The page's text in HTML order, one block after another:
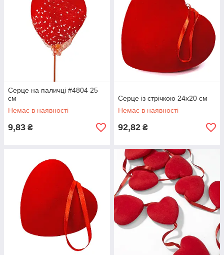
Серце на паличці #4804 25
см
Немає в наявності
9,83 ₴
Серце із стрічкою 24х20 см
Немає в наявності
92,82 ₴